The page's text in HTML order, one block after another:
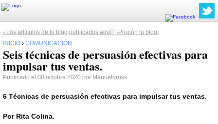
¿Los artículos de tu blog publicados aquí? ¡Propón tu blog!
INICIO › COMUNICACIÓN
Seis técnicas de persuasión efectivas para
impulsar tus ventas.
Publicado el 08 octubre 2020 por Manuelgross
6 Técnicas de persuasión efectivas para impulsar tus ventas.
Por Rita Colina.